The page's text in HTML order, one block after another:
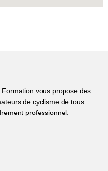
vous propose des
de cyclisme de tous
professionnel.